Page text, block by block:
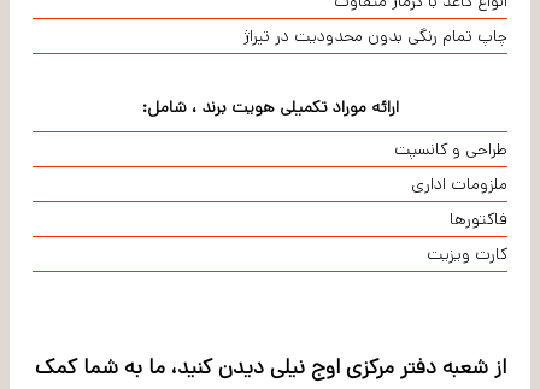
چاپ تمام رنگی بدون محدودیت در تیراژ
ارائه موراد تکمیلی هویت برند ، شامل:
طراحی و کانسپت
ملزومات اداری
فاکتورها
کارت ویزیت
از شعبه دفتر مرکزی اوج نیلی دیدن کنید، ما به شما کمک